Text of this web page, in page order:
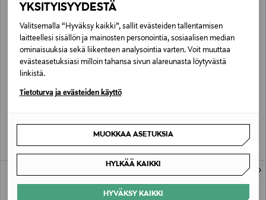
YKSITYISYYDESTÄ
Valitsemalla “Hyväksy kaikki”, sallit evästeiden tallentamisen
laitteellesi sisällön ja mainosten personointia, sosiaalisen median
ominaisuuksia sekä liikenteen analysointia varten. Voit muuttaa
evästeasetuksiasi milloin tahansa sivun alareunasta löytyvästä
linkistä.
Tietoturva ja evästeiden käyttö
MUOKKAA ASETUKSIA
HYLKÄÄ KAIKKI
HYVÄKSY KAIKKI
BVLGARI